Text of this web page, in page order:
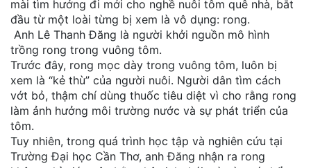
mài tìm hướng đi mới cho nghề nuôi tôm quê nhà, bắt
đầu từ một loài từng bị xem là vô dụng: rong.
Anh Lê Thanh Đăng là người khởi nguồn mô hình
trồng rong trong vuông tôm.
Trước đây, rong mọc dày trong vuông tôm, luôn bị
xem là “kẻ thù” của người nuôi. Người dân tìm cách
vớt bỏ, thậm chí dùng thuốc tiêu diệt vì cho rằng rong
làm ảnh hưởng môi trường nước và sự phát triển của
tôm.
Tuy nhiên, trong quá trình học tập và nghiên cứu tại
Trường Đại học Cần Thơ, anh Đăng nhận ra rong